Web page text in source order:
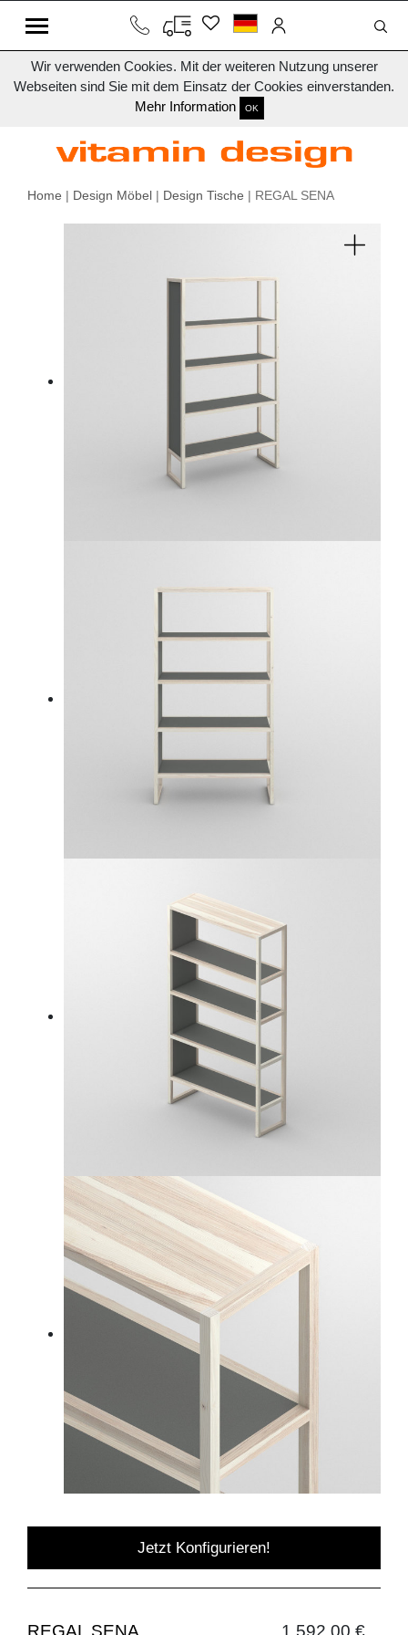
Wir verwenden Cookies. Mit der weiteren Nutzung unserer
Webseiten sind Sie mit dem Einsatz der Cookies einverstanden.
Mehr Information
OK
Home | Design Möbel | Design Tische | REGAL SENA
Jetzt Konfigurieren!